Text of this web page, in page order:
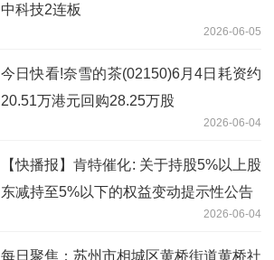
中科技2连板
2026-06-05
今日快看!奈雪的茶(02150)6月4日耗资约
20.51万港元回购28.25万股
2026-06-04
【快播报】肯特催化: 关于持股5%以上股
东减持至5%以下的权益变动提示性公告
2026-06-04
每日聚焦：苏州市相城区黄桥街道黄桥社